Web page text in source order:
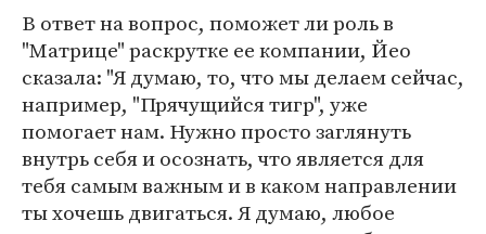
В ответ на вопрос, поможет ли роль в
"Матрице" раскрутке ее компании, Йео
сказала: "Я думаю, то, что мы делаем сейчас,
например, "Прячущийся тигр", уже
помогает нам. Нужно просто заглянуть
внутрь себя и осознать, что является для
тебя самым важным и в каком направлении
ты хочешь двигаться. Я думаю, любое